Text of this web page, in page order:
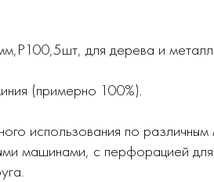
для дерева и
(примерно 100%).
использования по
машинами, с перфорацией